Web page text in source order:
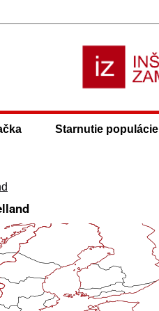
Starnutie populácie